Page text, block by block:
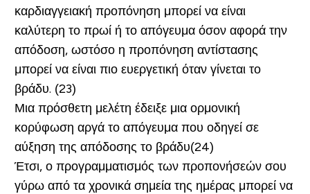
καρδιαγγειακή προπόνηση μπορεί να είναι
καλύτερη το πρωί ή το απόγευμα όσον αφορά την
απόδοση, ωστόσο η προπόνηση αντίστασης
μπορεί να είναι πιο ευεργετική όταν γίνεται το
βράδυ. (23)
Μια πρόσθετη μελέτη έδειξε μια ορμονική
κορύφωση αργά το απόγευμα που οδηγεί σε
αύξηση της απόδοσης το βράδυ(24)
Έτσι, ο προγραμματισμός των προπονήσεών σου
γύρω από τα χρονικά σημεία της ημέρας μπορεί να